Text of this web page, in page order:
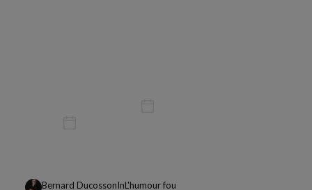
Bernard DucossonInL'humour fou